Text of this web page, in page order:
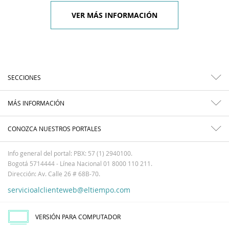
VER MÁS INFORMACIÓN
SECCIONES
MÁS INFORMACIÓN
CONOZCA NUESTROS PORTALES
Info general del portal: PBX: 57 (1) 2940100.
Bogotá 5714444 - Línea Nacional 01 8000 110 211.
Dirección: Av. Calle 26 # 68B-70.
servicioalclienteweb@eltiempo.com
VERSIÓN PARA COMPUTADOR